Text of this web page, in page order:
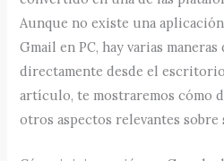
Aunque no existe una
Gmail en PC, hay varias
directamente desde el
artículo, te mostraremos cómo
otros aspectos relevantes sobre